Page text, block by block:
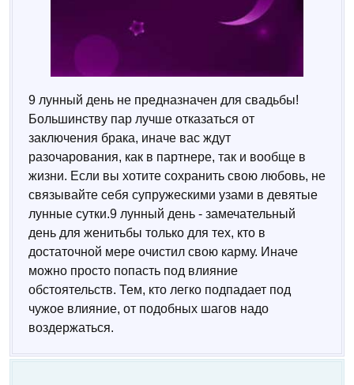
9 лунный день не предназначен для свадьбы!
Большинству пар лучше отказаться от
заключения брака, иначе вас ждут
разочарования, как в партнере, так и вообще в
жизни. Если вы хотите сохранить свою любовь, не
связывайте себя супружескими узами в девятые
лунные сутки.9 лунный день - замечательный
день для женитьбы только для тех, кто в
достаточной мере очистил свою карму. Иначе
можно просто попасть под влияние
обстоятельств. Тем, кто легко подпадает под
чужое влияние, от подобных шагов надо
воздержаться.